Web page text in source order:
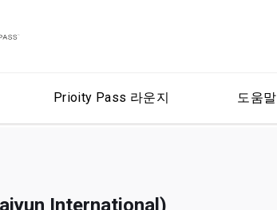
Prioity Pass 라운지 도움말
International)